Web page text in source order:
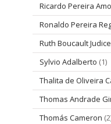
Ricardo Pereira
Ronaldo Pereira
Ruth Boucault Judice
Sylvio Adalberto (1)
Thalita de Oliveira
Thomas Andrade
Thomás Cameron